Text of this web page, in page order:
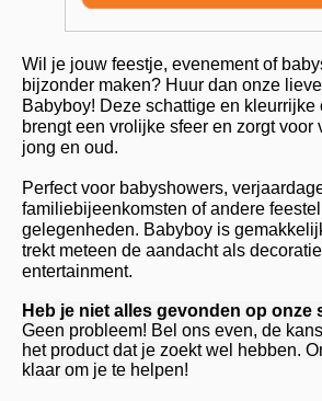
Wil je jouw feestje, evenement of
bijzonder maken? Huur dan onze
Babyboy! Deze schattige en kleurrijke
brengt een vrolijke sfeer en zorgt voor
jong en oud.
Perfect voor babyshowers,
familiebijeenkomsten of andere
gelegenheden. Babyboy is
trekt meteen de aandacht als
entertainment.
Heb je niet alles gevonden op onze
Geen probleem! Bel ons even, de
het product dat je zoekt wel hebben.
klaar om je te helpen!